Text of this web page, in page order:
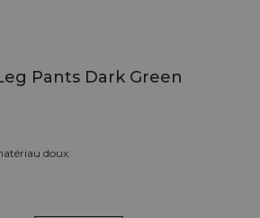
Pants Dark Green
doux.